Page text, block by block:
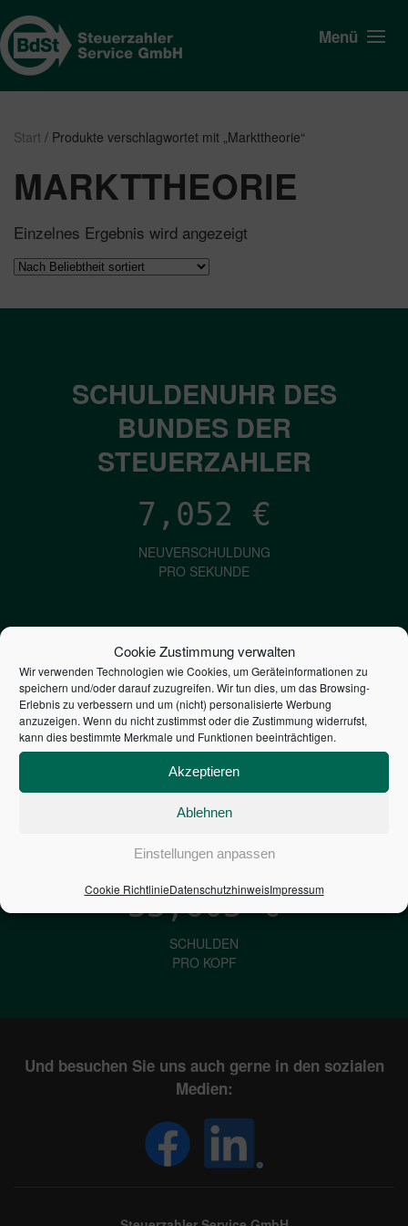
Cookie Zustimmung verwalten
Wir verwenden Technologien wie Cookies, um Geräteinformationen zu
speichern und/oder darauf zuzugreifen. Wir tun dies, um das Browsing-
Erlebnis zu verbessern und um (nicht) personalisierte Werbung
anzuzeigen. Wenn du nicht zustimmst oder die Zustimmung widerrufst,
kann dies bestimmte Merkmale und Funktionen beeinträchtigen.
Akzeptieren
Ablehnen
Einstellungen anpassen
Cookie RichtlinieDatenschutzhinweisImpressum
Menü
Start / Produkte verschlagwortet mit „Markttheorie“
MARKTTHEORIE
Einzelnes Ergebnis wird angezeigt
SCHULDENUHR DES
BUNDES DER
STEUERZAHLER
7,052 €
NEUVERSCHULDUNG
PRO SEKUNDE
1,601€
ZINSEN
PRO SEKUNDE
2,804,764,491,208
STAATSVERSCHULDUNG
33,603€
SCHULDEN
PRO KOPF
Und besuchen Sie uns auch gerne in den sozialen
Medien: